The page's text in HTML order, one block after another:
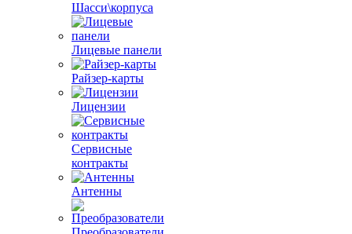
Шасси\корпуса
Лицевые панели
Райзер-карты
Лицензии
Сервисные
контракты
Антенны